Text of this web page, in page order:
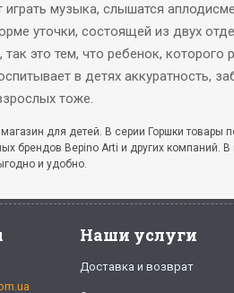
играть музыка, слышатся
уточки, состоящей из двух
так это тем, что ребенок,
в детях аккуратность,
тоже.
для детей. В серии Горшки
брендов Bepino Arti и других компаний.
и удобно.
Наши услуги
Доставка и возврат